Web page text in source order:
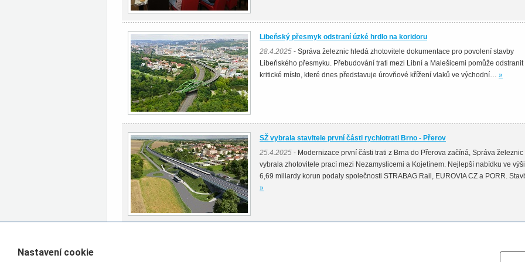
Libeňský přesmyk odstraní úzké hrdlo na koridoru
28.4.2025 - Správa železnic hledá zhotovitele dokumentace pro povolení stavby
Libeňského přesmyku. Přebudování trati mezi Libní a Malešicemi pomůže odstranit
kritické místo, které dnes představuje úrovňové křížení vlaků ve východní… »
SŽ vybrala stavitele první části rychlotrati Brno - Přerov
25.4.2025 - Modernizace první části trati z Brna do Přerova začíná, Správa železnic
vybrala zhotovitele prací mezi Nezamyslicemi a Kojetínem. Nejlepší nabídku ve výši
6,69 miliardy korun podaly společnosti STRABAG Rail, EUROVIA CZ a PORR.
»
Nastavení cookie